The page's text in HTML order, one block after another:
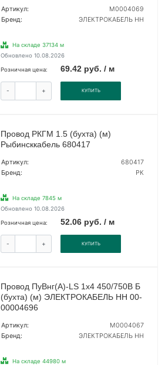
Артикул:
M0004069
Бренд:
ЭЛЕКТРОКАБЕЛЬ НН
На складе 37134 м
Обновлено 10.08.2026
Розничная цена: 69.42 руб. / м
- + КУПИТЬ
Провод РКГМ 1.5 (бухта) (м)
Рыбинсккабель 680417
Артикул:
680417
Бренд:
РК
На складе 7845 м
Обновлено 10.08.2026
Розничная цена: 52.06 руб. / м
- + КУПИТЬ
Провод ПуВнг(А)-LS 1х4 450/750В Б
(бухта) (м) ЭЛЕКТРОКАБЕЛЬ НН 00-
00004696
Артикул:
M0004067
Бренд:
ЭЛЕКТРОКАБЕЛЬ НН
На складе 44980 м